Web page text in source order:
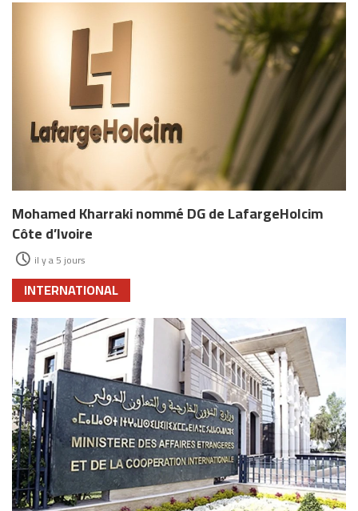
Mohamed Kharraki nommé DG de LafargeHolcim
Côte d’Ivoire
il y a 5 jours
INTERNATIONAL